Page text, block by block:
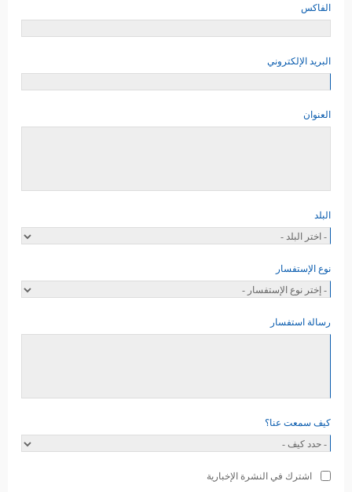
الفاكس
البريد الإلكتروني
العنوان
البلد
نوع الإستفسار
رسالة استفسار
كيف سمعت عنا؟
اشترك في النشرة الإخبارية